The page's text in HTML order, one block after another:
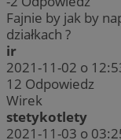
Fajnie by jak by
działkach ?
ir
2021-11-02 o
12 Odpowiedz
Wirek
stetykotlety
2021-11-03 o